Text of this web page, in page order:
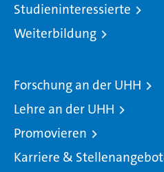
Studieninteressierte
Weiterbildung
Forschung an der UHH
Lehre an der UHH
Promovieren
Karriere &